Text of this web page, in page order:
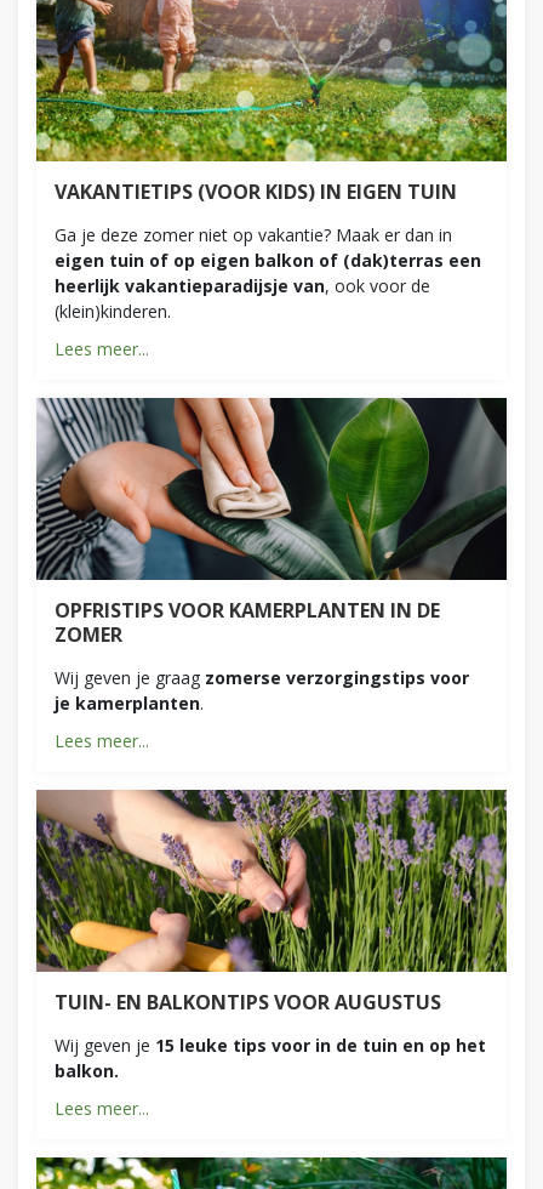
VAKANTIETIPS (VOOR KIDS) IN EIGEN TUIN
Ga je deze zomer niet op vakantie? Maak er dan in
eigen tuin of op eigen balkon of (dak)terras een
heerlijk vakantieparadijsje van, ook voor de
(klein)kinderen.
Lees meer...
OPFRISTIPS VOOR KAMERPLANTEN IN DE
ZOMER
Wij geven je graag zomerse verzorgingstips voor
je kamerplanten.
Lees meer...
TUIN- EN BALKONTIPS VOOR AUGUSTUS
Wij geven je 15 leuke tips voor in de tuin en op het
balkon.
Lees meer...